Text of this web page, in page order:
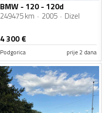
BMW - 120 - 120d
249475 km 2005 Dizel
4 300€
Podgorica prije 2 dana